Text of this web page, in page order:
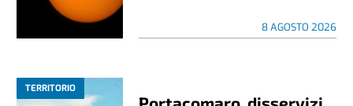
8 AGOSTO 2026
TERRITORIO